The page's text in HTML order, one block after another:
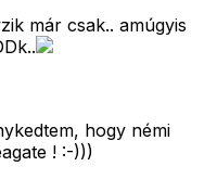
már csak.. amúgyis
hogy némi
! :-)))